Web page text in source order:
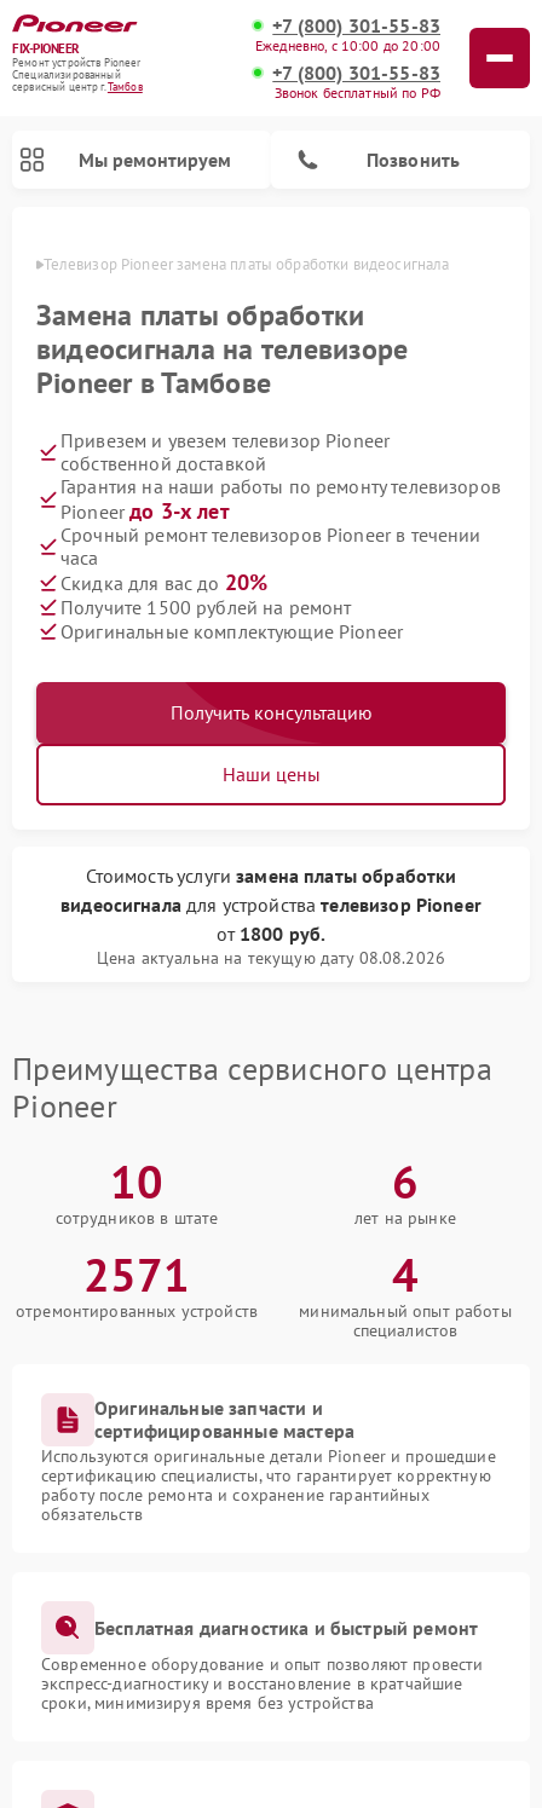
FIX-PIONEER
Ремонт устройств Pioneer
Специализированный
cервисный центр г.Тамбов
+7 (800) 301-55-83
Ежедневно, с 10:00 до 20:00
+7 (800) 301-55-83
Звонок бесплатный по РФ
Мы ремонтируем Позвонить
Телевизор Pioneer замена платы обработки видеосигнала
Замена платы обработки
видеосигнала на телевизоре
Pioneer в Тамбове
Привезем и увезем телевизор Pioneer
собственной доставкой
Гарантия на наши работы по ремонту телевизоров
Pioneerдо 3-х лет
Срочный ремонт телевизоров Pioneer в течении
часа
Скидка для вас до 20%
Получите 1500 рублей на ремонт
Оригинальные комплектующие Pioneer
Получить консультацию
Наши цены
Стоимость услугизамена платы обработки
видеосигналадля устройствателевизор Pioneer
от 1800 руб.
Цена актуальна на текущую дату 08.08.2026
Преимущества сервисного центра
Pioneer
10
сотрудников в штате
6
лет на рынке
2571
отремонтированных устройств
4
минимальный опыт работы
специалистов
Оригинальные запчасти и
сертифицированные мастера
Используются оригинальные детали Pioneer и прошедшие
сертификацию специалисты, что гарантирует корректную
работу после ремонта и сохранение гарантийных
обязательств
Бесплатная диагностика и быстрый ремонт
Современное оборудование и опыт позволяют провести
экспресс-диагностику и восстановление в кратчайшие
сроки, минимизируя время без устройства